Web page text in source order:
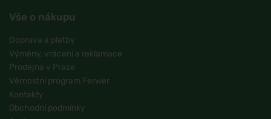
Vše o nákupu
Doprava a platby
Výměny, vrácení a reklamace
Prodejna v Praze
Věrnostní program Ferwer
Kontakty
Obchodní podmínky